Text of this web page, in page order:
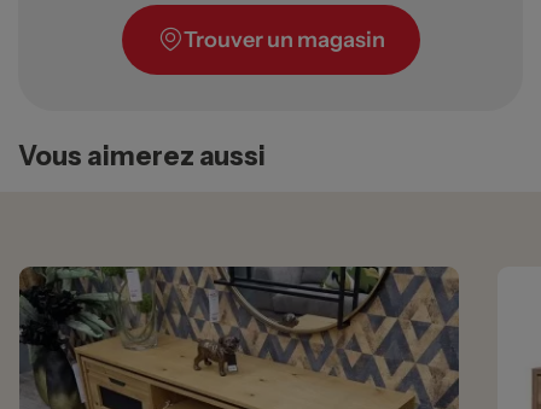
Trouver un magasin
Vous aimerez aussi